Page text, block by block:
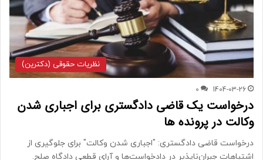
نظریات حقوقی (دکترین)
1404-03-26
0
درخواست یک قاضی دادگستری برای اجباری شدن
وکالت در پرونده ها
درخواست قاضی دادگستری: "اجباری شدن وکالت" برای جلوگیری از
اشتباهات جبران‌ناپذیر در دادخواست‌ها و آرای قطعی دادگاه صلح.